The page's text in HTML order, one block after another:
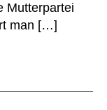
Mutterpartei
man […]